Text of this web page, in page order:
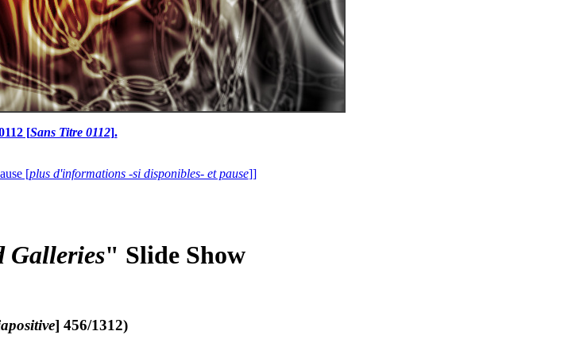
[Sans Titre 0112].
[plus d'informations -si disponibles- et pause]]
Galleries" Slide Show
] 456/1312)